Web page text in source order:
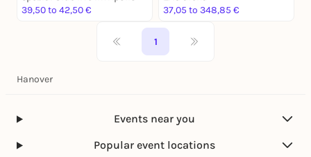
Gewitzte Zauberkunst
39,50 to 42,50 €
37,05 to 348,85 €
1
Hanover
Events near you
Popular event locations